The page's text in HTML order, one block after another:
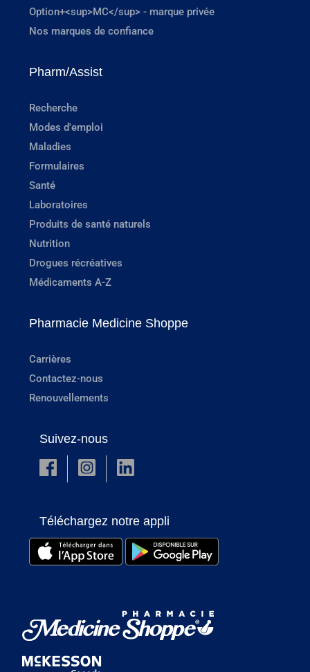
Option+<sup>MC</sup> - marque privée
Nos marques de confiance
Pharm/Assist
Recherche
Modes d'emploi
Maladies
Formulaires
Santé
Laboratoires
Produits de santé naturels
Nutrition
Drogues récréatives
Médicaments A-Z
Pharmacie Medicine Shoppe
Carrières
Contactez-nous
Renouvellements
Suivez-nous
Téléchargez notre appli